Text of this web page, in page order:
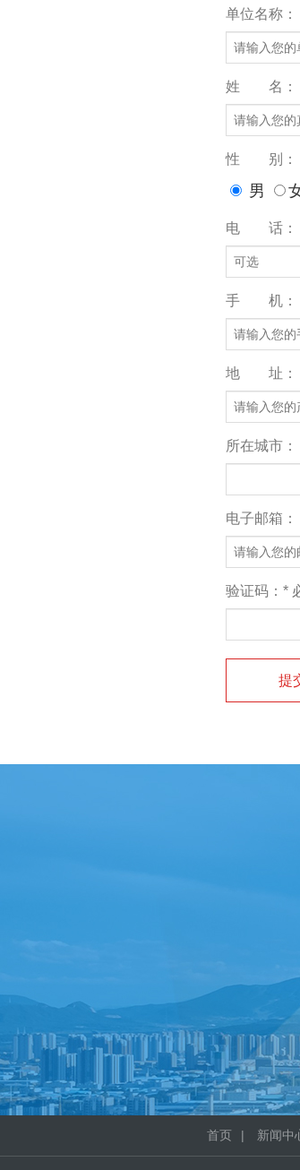
单位名称：
姓 名：
性 别：
男
电 话：
手 机：
地 址：
所在城市：
电子邮箱：
验证码：*
首页 | 新闻中